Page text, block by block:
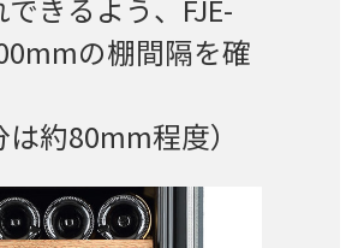
きるよう、FJE-
の棚間隔を確
約80mm程度）